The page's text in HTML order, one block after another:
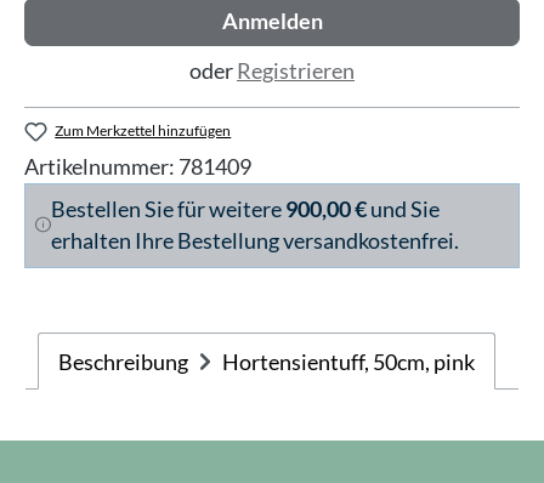
Anmelden
oderRegistrieren
Zum Merkzettel hinzufügen
Artikelnummer: 781409
Bestellen Sie für weitere900,00 €und Sie
erhalten Ihre Bestellung versandkostenfrei.
Beschreibung Hortensientuff, 50cm, pink